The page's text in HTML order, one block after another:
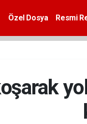
Özel Dosya Resmi